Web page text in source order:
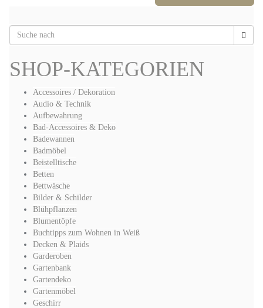
SHOP-KATEGORIEN
Accessoires / Dekoration
Audio & Technik
Aufbewahrung
Bad-Accessoires & Deko
Badewannen
Badmöbel
Beistelltische
Betten
Bettwäsche
Bilder & Schilder
Blühpflanzen
Blumentöpfe
Buchtipps zum Wohnen in Weiß
Decken & Plaids
Garderoben
Gartenbank
Gartendeko
Gartenmöbel
Geschirr